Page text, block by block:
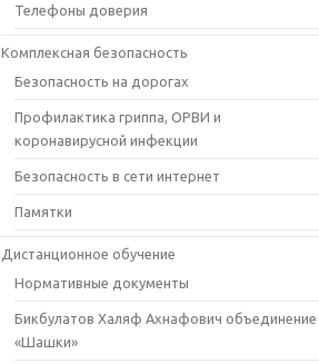
Телефоны доверия
Комплексная безопасность
Безопасность на дорогах
Профилактика гриппа, ОРВИ и
коронавирусной инфекции
Безопасность в сети интернет
Памятки
Дистанционное обучение
Нормативные документы
Бикбулатов Халяф Ахнафович объединение
«Шашки»